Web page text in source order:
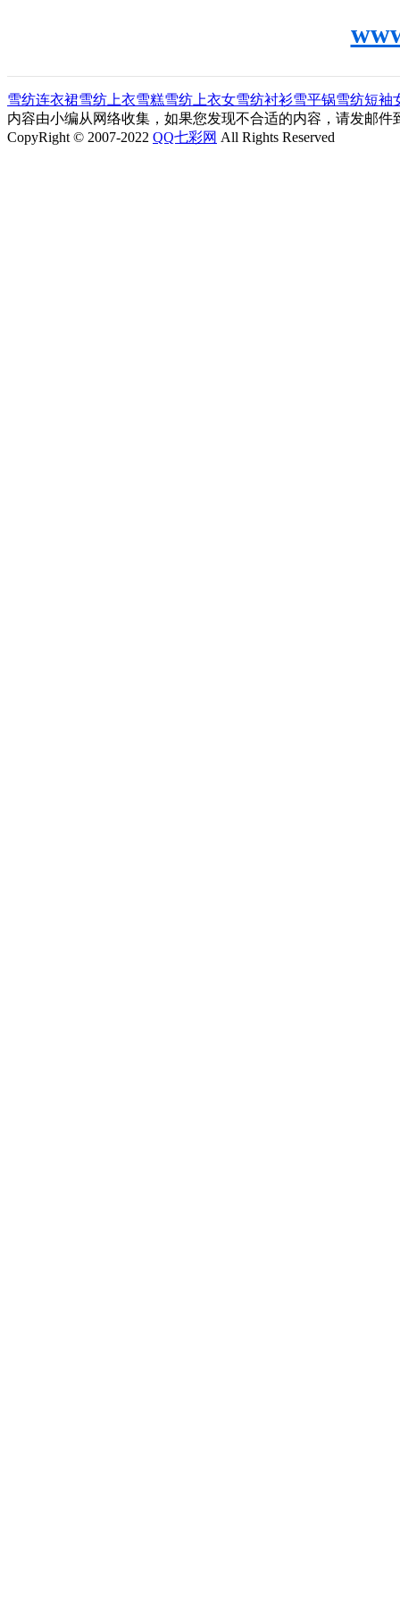
雪纺连衣裙雪纺上衣雪糕雪纺上衣女雪纺衬衫雪平锅雪纺短袖
内容由小编从网络收集，如果您发现不合适的内容，请发邮件
CopyRight © 2007-2022 QQ七彩网 All Rights Reserved